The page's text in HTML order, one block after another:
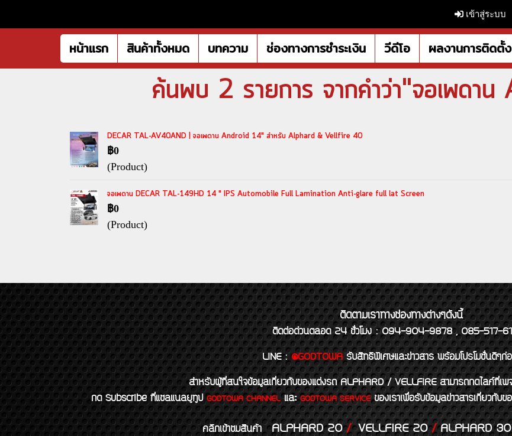
เข้าสู่ระบบ
หน้าแรก สินค้าทั้งหมด บทความ ช่องทางการชำระเงิน วีดีโอ ผลงานการติดตั้ง
ค้นพบ 2 รายการ จากคำว่า"จอเพดา
DECAR TAL-AV40AND | จอเพดาน Android 14" สำหรับ Alphard & Vellfire 40
฿0
(Product)
จอเพดาน DECAR TAL-149HD 14 " IPS Automobile Full Lamination Anti-glare full lat Screen
฿0
(Product)
ติดตามเราทางช่องทางต่างๆดังนี้
ติดต่อด่วนตลอด 24 ชั่วโมง : 094-904-9878 , 085-517-
LINE : @GODTOWA รับสิทธิพิเศษและข่าวสาร พร้อมโปรโมชั่นดีๆก่
สำหรับผู้ที่สนใจข้อมูลเกี่ยวกับของแต่งรถ ALPHARD / VELLFIRE สามารถกดไลค์ที่เพ
กด Subscribe ที่แชลแนลยูทูปGODTOWA CHANNELและGODTOWA SERVICEของเราเพื่อรับข้อมูลข่าวสารเกี่ยวกับ
คลิกเข้าชมสินค้า ALPHARD 20/VELLFIRE 20/ALPHARD 30